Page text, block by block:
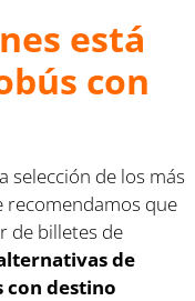
está
con
selección de los más
recomendamos que
de billetes de
de
con destino